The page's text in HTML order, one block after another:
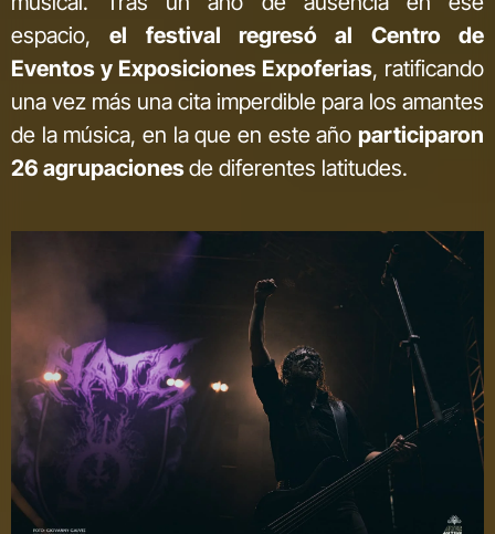
espacio,el festival regresó al Centro de
Eventos y Exposiciones Expoferias, ratificando
una vez más una cita imperdible para los amantes
de la música, en la que en este año participaron
26 agrupacionesde diferentes latitudes.